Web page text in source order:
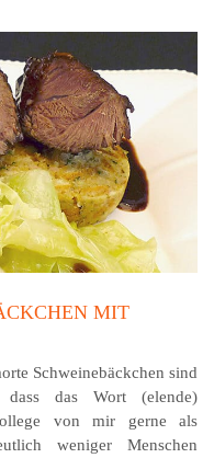
MIT
Schweinebäckchen sind
das Wort (elende)
von mir gerne als
weniger Menschen